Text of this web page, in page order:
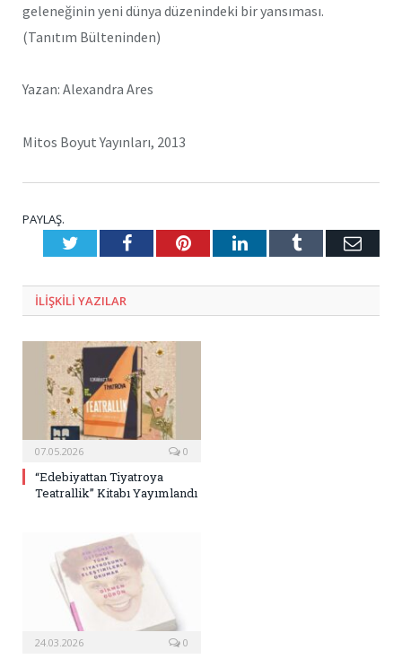
geleneğinin yeni dünya düzenindeki bir yansıması.
(Tanıtım Bülteninden)
Yazan: Alexandra Ares
Mitos Boyut Yayınları, 2013
PAYLAŞ.
TwitterFacebookPinterestLinkedInTumblr E-
ILIŞKILI YAZILAR
07.05.2026 0
“Edebiyattan Tiyatroya
Teatrallik” Kitabı Yayımlandı
24.03.2026 0